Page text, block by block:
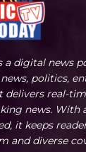
a digital news
politics,
delivers real-
news.
it keeps
and diverse